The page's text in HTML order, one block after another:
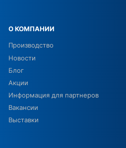
О КОМПАНИИ
Производство
Новости
Блог
Акции
Информация для партнеров
Вакансии
Выставки